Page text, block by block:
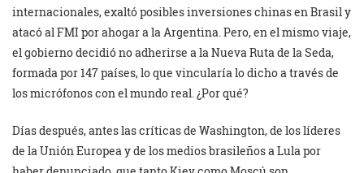
internacionales, exaltó posibles inversiones chinas en Brasil y
atacó al FMI por ahogar a la Argentina. Pero, en el mismo viaje,
el gobierno decidió no adherirse a la Nueva Ruta de la Seda,
formada por 147 países, lo que vincularía lo dicho a través de
los micrófonos con el mundo real. ¿Por qué?
Días después, antes las críticas de Washington, de los líderes
de la Unión Europea y de los medios brasileños a Lula por